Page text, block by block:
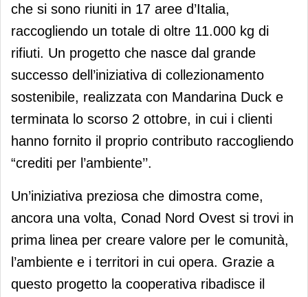
che si sono riuniti in 17 aree d’Italia,
raccogliendo un totale di oltre 11.000 kg di
rifiuti. Un progetto che nasce dal grande
successo dell’iniziativa di collezionamento
sostenibile, realizzata con Mandarina Duck e
terminata lo scorso 2 ottobre, in cui i clienti
hanno fornito il proprio contributo raccogliendo
“crediti per l’ambiente’’.
Un’iniziativa preziosa che dimostra come,
ancora una volta, Conad Nord Ovest si trovi in
prima linea per creare valore per le comunità,
l’ambiente e i territori in cui opera. Grazie a
questo progetto la cooperativa ribadisce il